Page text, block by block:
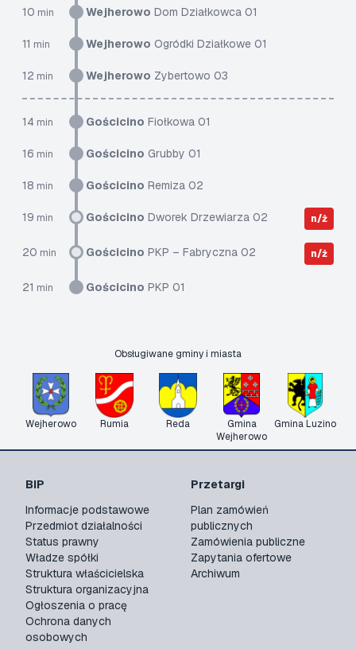
10 min Wejherowo Dom Działkowca 01
11 min Wejherowo Ogródki Działkowe 01
12 min Wejherowo Zybertowo 03
14 min Gościcino Fiołkowa 01
16 min Gościcino Grubby 01
18 min Gościcino Remiza 02
19 min Gościcino Dworek Drzewiarza 02 n/ż
20 min Gościcino PKP – Fabryczna 02 n/ż
21 min Gościcino PKP 01
Obsługiwane gminy i miasta
Wejherowo Rumia Reda
Gmina
Wejherowo
Gmina Luzino
BIP
Informacje podstawowe
Przedmiot działalności
Status prawny
Władze spółki
Struktura właścicielska
Struktura organizacyjna
Ogłoszenia o pracę
Ochrona danych
osobowych
Przetargi
Plan zamówień
publicznych
Zamówienia publiczne
Zapytania ofertowe
Archiwum